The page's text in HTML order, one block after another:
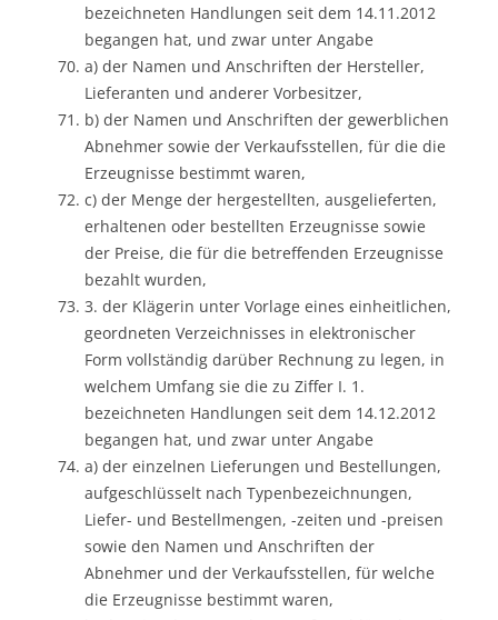
bezeichneten Handlungen seit dem 14.11.2012
begangen hat, und zwar unter Angabe
a) der Namen und Anschriften der Hersteller,
Lieferanten und anderer Vorbesitzer,
b) der Namen und Anschriften der gewerblichen
Abnehmer sowie der Verkaufsstellen, für die die
Erzeugnisse bestimmt waren,
c) der Menge der hergestellten, ausgelieferten,
erhaltenen oder bestellten Erzeugnisse sowie
der Preise, die für die betreffenden Erzeugnisse
bezahlt wurden,
3. der Klägerin unter Vorlage eines einheitlichen,
geordneten Verzeichnisses in elektronischer
Form vollständig darüber Rechnung zu legen, in
welchem Umfang sie die zu Ziffer I. 1.
bezeichneten Handlungen seit dem 14.12.2012
begangen hat, und zwar unter Angabe
a) der einzelnen Lieferungen und Bestellungen,
aufgeschlüsselt nach Typenbezeichnungen,
Liefer- und Bestellmengen, -zeiten und -preisen
sowie den Namen und Anschriften der
Abnehmer und der Verkaufsstellen, für welche
die Erzeugnisse bestimmt waren,